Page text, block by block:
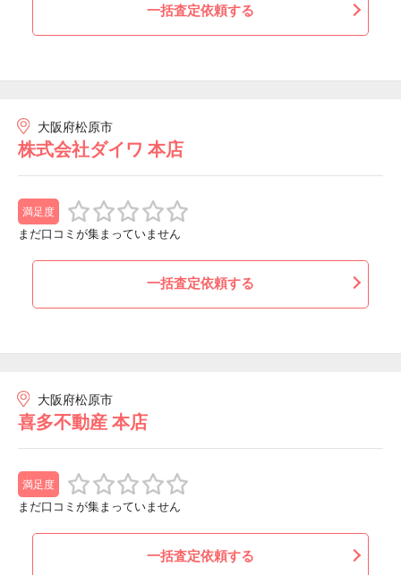
一括査定依頼する
大阪府松原市
株式会社ダイワ 本店
満足度
まだ口コミが集まっていません
一括査定依頼する
大阪府松原市
喜多不動産 本店
満足度
まだ口コミが集まっていません
一括査定依頼する